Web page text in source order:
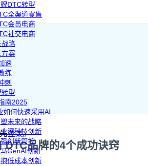
DTC转型
全渠道零售
会员电商
社交电商
战略
方案
速
练
刺
型
南2025
如何快速采用AI
未来的战略
深科技创新
创新管控
GenAI创新
低成本创新
登录。
DTC品牌的4个成功诀窍